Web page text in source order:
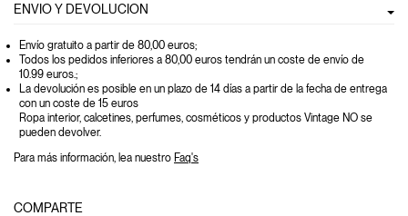
ENVIO Y DEVOLUCION
Envío gratuito a partir de 80,00 euros;
Todos los pedidos inferiores a 80,00 euros tendrán un coste de envío de
10.99 euros.;
La devolución es posible en un plazo de 14 días a partir de la fecha de entrega
con un coste de 15 euros
Ropa interior, calcetines, perfumes, cosméticos y productos Vintage NO se
pueden devolver.
Para más información, lea nuestro Faq's
COMPARTE